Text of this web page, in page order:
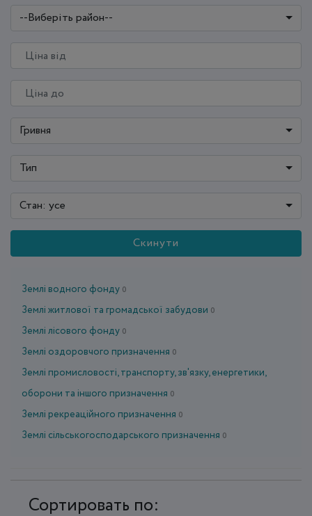
--Виберіть район--
Гривня
Тип
Стан: усе
Скинути
Землі водного фонду 0
Землі житлової та громадської забудови 0
Землі лісового фонду 0
Землі оздоровчого призначення 0
Землі промисловості, транспорту, зв'язку, енергетики,
оборони та іншого призначення 0
Землі рекреаційного призначення 0
Землі сільськогосподарського призначення 0
Сортировать по: